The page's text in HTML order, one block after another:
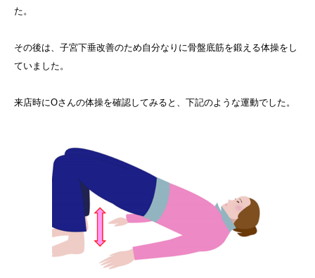
た。
その後は、子宮下垂改善のため自分なりに骨盤底筋を鍛える体操をし
ていました。
来店時にOさんの体操を確認してみると、下記のような運動でした。